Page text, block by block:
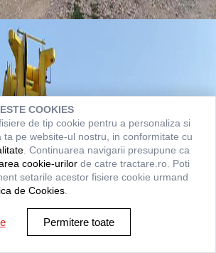
COOKIES
de tip cookie pentru a personaliza si
ta pe website-ul nostru, in conformitate cu
. Continuarea navigarii presupune ca
cookie-urilor de catre tractare.ro. Poti
setarile acestor fisiere cookie urmand
de Cookies
Permitere toate